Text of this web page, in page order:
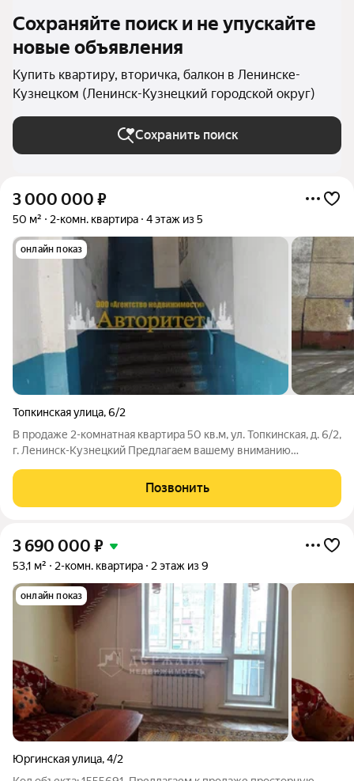
Сохраняйте поиск и не упускайте
новые объявления
Купить квартиру, вторичка, балкон в Ленинске-
Кузнецком (Ленинск-Кузнецкий городской округ)
Сохранить поиск
3 000 000 ₽
50 м² 2-комн. квартира 4 этаж из 5
онлайн показ
Топкинская улица,6/2
В продаже 2-комнатная квартира 50 кв.м, ул. Топкинская, д. 6/2,
г. Ленинск-Кузнецкий Предлагаем вашему вниманию
расположенную на 4 этаже. Квартира серединная, не угловая,
что обеспечивает комфортный
Позвонить
3 690 000 ₽
53,1 м² 2-комн. квартира 2 этаж из 9
онлайн показ
Юргинская улица,4/2